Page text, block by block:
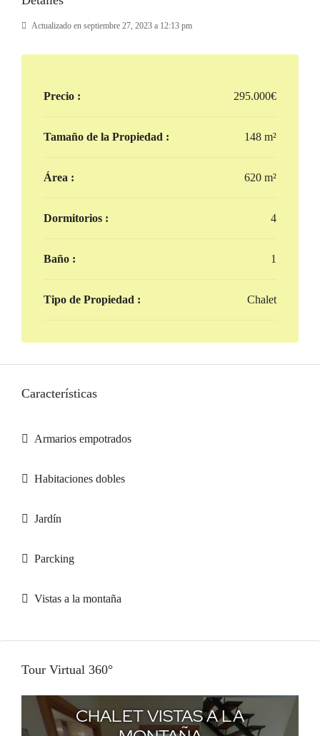
Actualizado en septiembre 27, 2023 a 12:13 pm
Precio : 295.000€
Tamaño de la Propiedad : 148 m²
Área : 620 m²
Dormitorios : 4
Baño : 1
Tipo de Propiedad : Chalet
Características
Armarios empotrados
Habitaciones dobles
Jardín
Parcking
Vistas a la montaña
Tour Virtual 360°